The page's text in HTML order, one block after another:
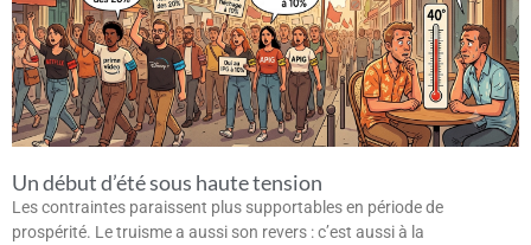
Un début d’été sous haute tension
Les contraintes paraissent plus supportables en période de
prospérité. Le truisme a aussi son revers : c’est aussi à la